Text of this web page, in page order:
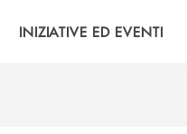
INIZIATIVE ED EVENTI